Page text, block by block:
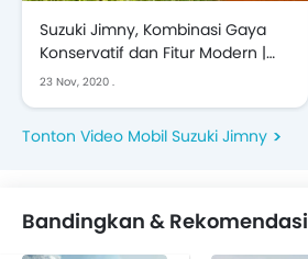
Suzuki Jimny, Kombinasi Gaya
Konservatif dan Fitur Modern |
Cinematic
23 Nov, 2020 .
Tonton Video Mobil Suzuki Jimny
Bandingkan & Rekomendasi